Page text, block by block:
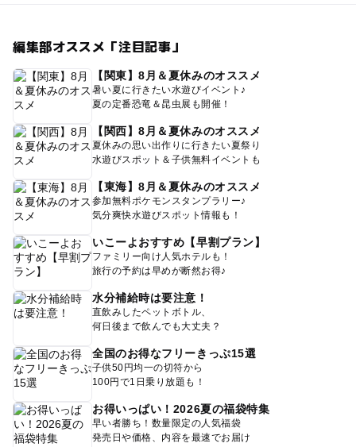
編集部オススメ「注目記事」
【関東】8月＆夏休みのオススメ
暑い夏に行きたい水遊びイベント♪
夏の定番恐竜＆昆虫展も開催！
【関西】8月＆夏休みのオススメ
夏休みの思い出作りに行きたい夏祭り
水遊びスポット＆子供無料イベントも
【東海】8月＆夏休みのオススメ
参加無料ポケモンスタンプラリー♪
気分爽快水遊びスポット情報も！
いこーよおすすめ【早割プラン】
ファミリー向け人気ホテルも！
旅行の予約は早めが断然お得♪
水分補給時は要注意！
直飲みしたペットボトル、
何日後まで飲んでも大丈夫？
全国のお得なフリーきっぷ15選
子供50円均一の切符から
100円で1日乗り放題も！
お得いっぱい！2026夏の福袋特集
早い者勝ち！数量限定の人気福袋
発売日や価格、内容を最速でお届け